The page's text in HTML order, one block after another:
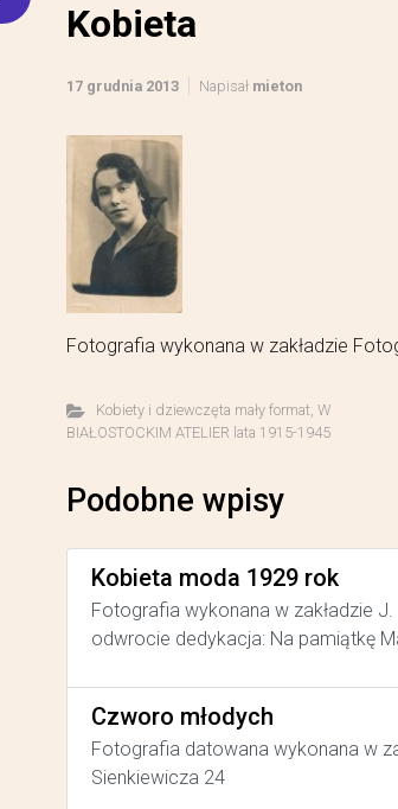
Kobieta
17 grudnia 2013 Napisał mieton
Fotografia wykonana w zakładzie
Kobiety i dziewczęta mały format,W
BIAŁOSTOCKIM ATELIER lata 1915-1945
Podobne wpisy
Kobieta moda 1929 rok
Fotografia wykonana w zakładzie
odwrocie dedykacja: Na pamiątkę
Czworo młodych
Fotografia datowana wykonana w
Sienkiewicza 24